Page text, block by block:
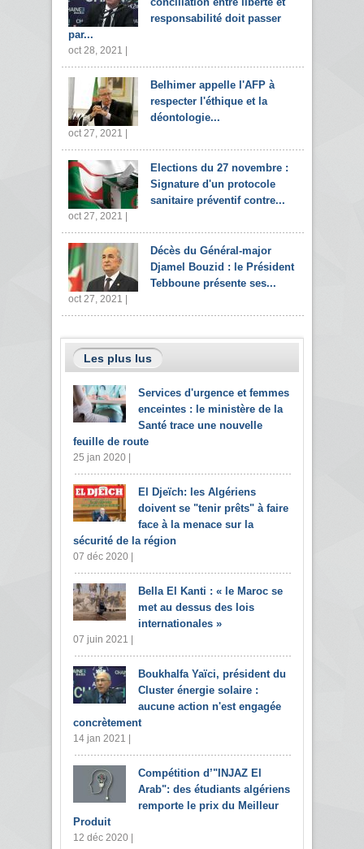
responsabilité doit passer
par...
oct 28, 2021 |
Belhimer appelle l'AFP à
respecter l'éthique et la
déontologie...
oct 27, 2021 |
Elections du 27 novembre :
Signature d'un protocole
sanitaire préventif contre...
oct 27, 2021 |
Décès du Général-major
Djamel Bouzid : le Président
Tebboune présente ses...
oct 27, 2021 |
Les plus lus
Services d'urgence et femmes
enceintes : le ministère de la
Santé trace une nouvelle
feuille de route
25 jan 2020 |
El Djeïch: les Algériens
doivent se "tenir prêts" à faire
face à la menace sur la
sécurité de la région
07 déc 2020 |
Bella El Kanti : « le Maroc se
met au dessus des lois
internationales »
07 juin 2021 |
Boukhalfa Yaïci, président du
Cluster énergie solaire :
aucune action n'est engagée
concrètement
14 jan 2021 |
Compétition d’"INJAZ El
Arab": des étudiants algériens
remporte le prix du Meilleur
Produit
12 déc 2020 |